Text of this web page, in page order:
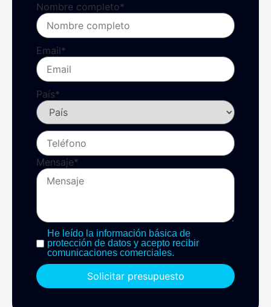
Nombre completo*
Email*
País*
Mensaje*
He leído la información básica de
protección de datos y acepto recibir
comunicaciones comerciales.
Solicitar presupuesto